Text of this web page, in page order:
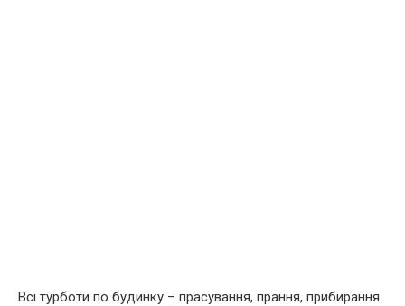
Всі турботи по будинку – прасування, прання, прибирання